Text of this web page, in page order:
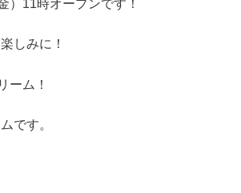
）11時オープンです！
しみに！
ーム！
です。